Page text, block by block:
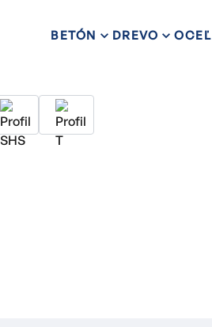
BETÓN DREVO OCEĽ